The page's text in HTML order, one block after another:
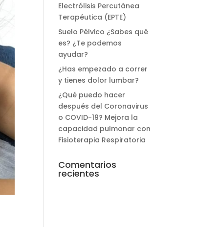
Electrólisis Percutánea
Terapéutica (EPTE)
Suelo Pélvico ¿Sabes qué
es? ¿Te podemos
ayudar?
¿Has empezado a correr
y tienes dolor lumbar?
¿Qué puedo hacer
después del Coronavirus
o COVID-19? Mejora la
capacidad pulmonar con
Fisioterapia Respiratoria
Comentarios
recientes